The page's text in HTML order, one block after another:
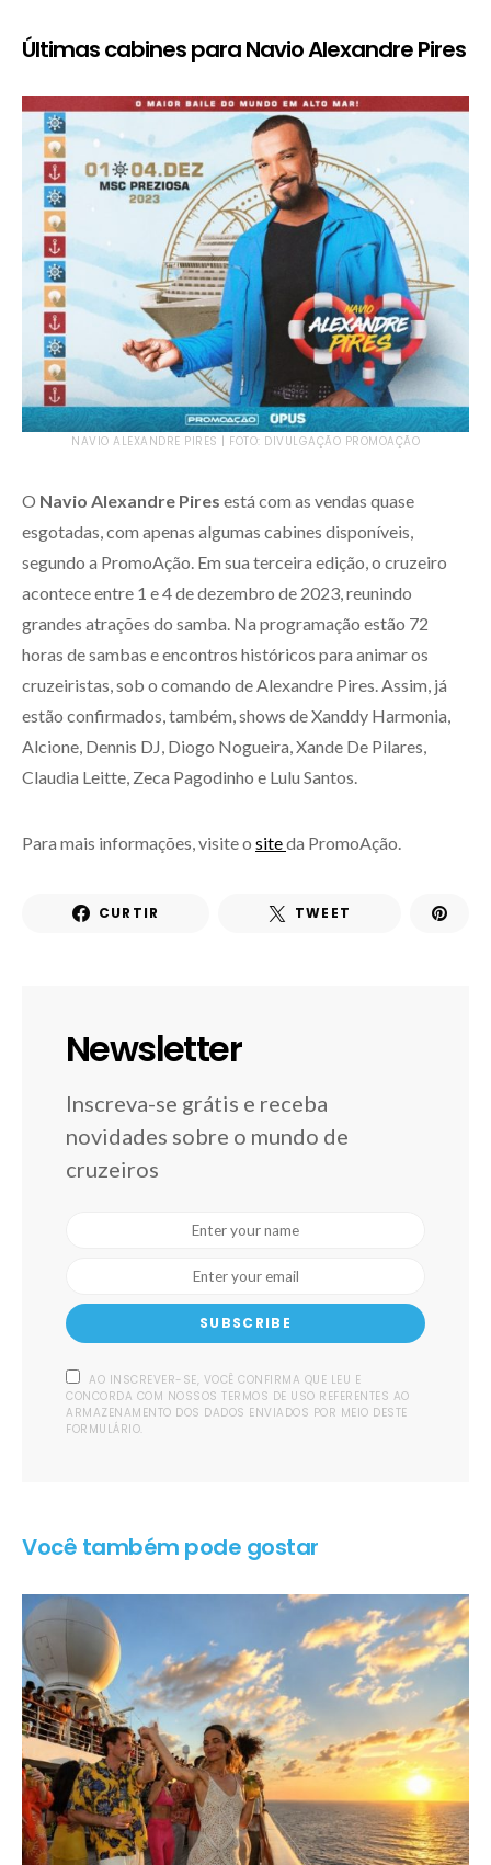
Últimas cabines para Navio Alexandre Pires
NAVIO ALEXANDRE PIRES | FOTO: DIVULGAÇÃO PROMOAÇÃO
O Navio Alexandre Pires está com as vendas quase
esgotadas, com apenas algumas cabines disponíveis,
segundo a PromoAção. Em sua terceira edição, o cruzeiro
acontece entre 1 e 4 de dezembro de 2023, reunindo
grandes atrações do samba. Na programação estão 72
horas de sambas e encontros históricos para animar os
cruzeiristas, sob o comando de Alexandre Pires. Assim, já
estão confirmados, também, shows de Xanddy Harmonia,
Alcione, Dennis DJ, Diogo Nogueira, Xande De Pilares,
Claudia Leitte, Zeca Pagodinho e Lulu Santos.
Para mais informações, visite o siteda PromoAção.
CURTIR TWEET
Newsletter
Inscreva-se grátis e receba
novidades sobre o mundo de
cruzeiros
SUBSCRIBE
AO INSCREVER-SE, VOCÊ CONFIRMA QUE LEU E
CONCORDA COM NOSSOS TERMOS DE USO REFERENTES AO
ARMAZENAMENTO DOS DADOS ENVIADOS POR MEIO DESTE
FORMULÁRIO.
Você também pode gostar